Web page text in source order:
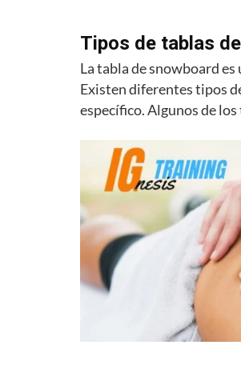
Tipos de tablas
La tabla de snowboard
Existen diferentes tipos
específico. Algunos de